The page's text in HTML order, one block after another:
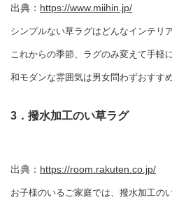
出典： https://www.miihin.jp/
シンプルない草ラグはどんなインテリ
これからの季節、ラグのみ変えて手軽
和モダンな雰囲気は男女問わずおすすめ
3．撥水加工のい草ラグ
出典： https://room.rakuten.co.jp/
お子様のいるご家庭では、撥水加工の